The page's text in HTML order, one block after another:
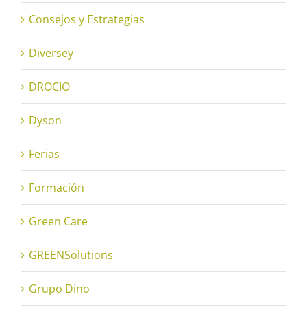
Consejos y Estrategias
Diversey
DROCIO
Dyson
Ferias
Formación
Green Care
GREENSolutions
Grupo Dino